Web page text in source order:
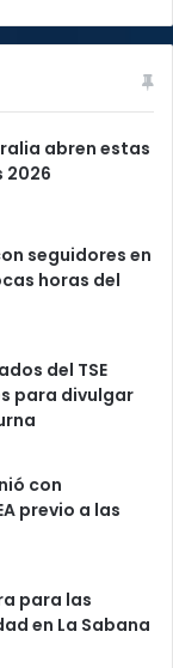
abren estas
2026
seguidores en
horas del
del TSE
para divulgar
con
previo a las
para las
en La Sabana